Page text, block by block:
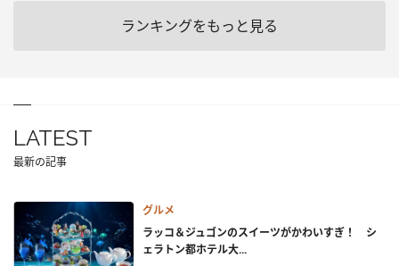
ランキングをもっと見る
LATEST
最新の記事
グルメ
ラッコ＆ジュゴンのスイーツがかわいすぎ！ シ
ェラトン都ホテル大...